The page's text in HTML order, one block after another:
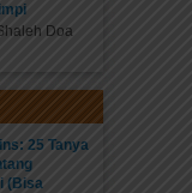
Doa
25 Tanya
(Bisa